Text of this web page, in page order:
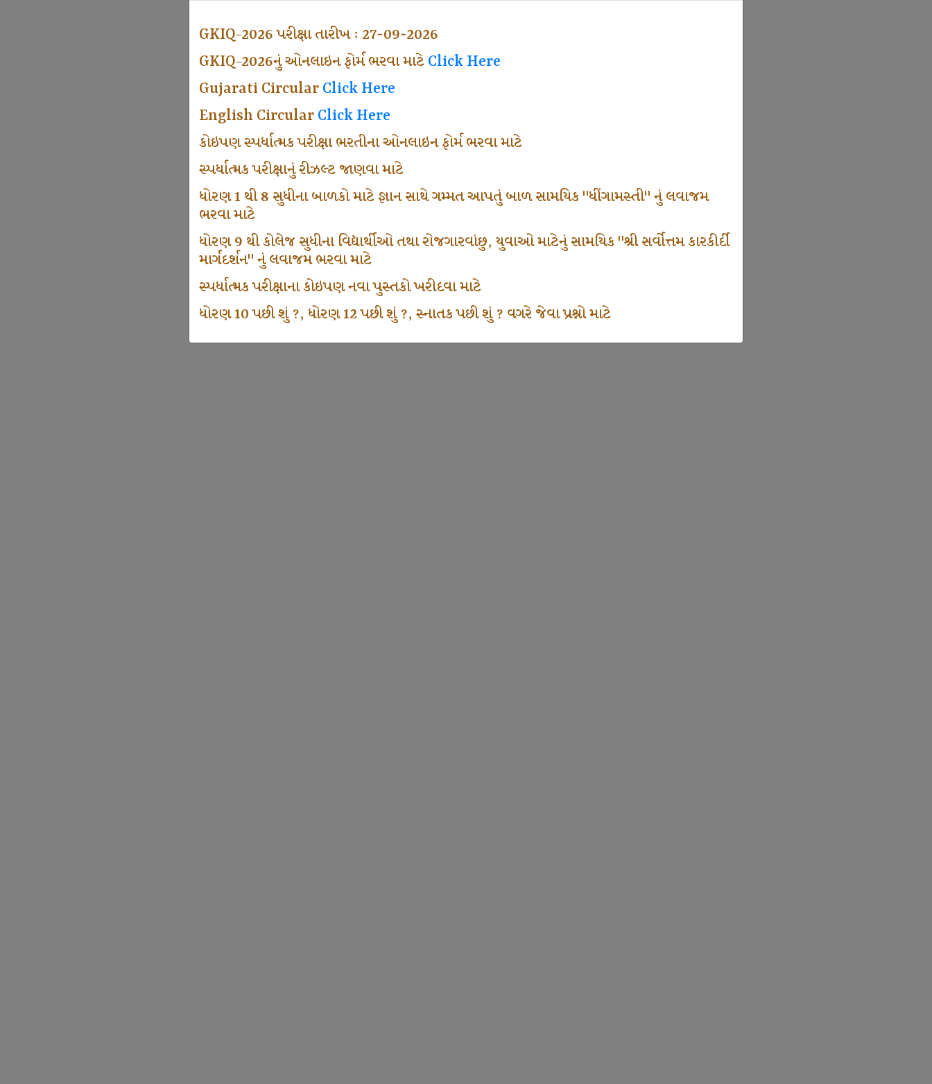
GKIQ-2026 પરીક્ષા તારીખ : 27-09-2026
GKIQ-2026નું ઓનલાઇન ફોર્મ ભરવા માટે Click Here
Gujarati Circular Click Here
English Circular Click Here
કોઇપણ સ્પર્ધાત્મક પરીક્ષા ભરતીના ઓનલાઇન ફોર્મ ભરવા માટે
સ્પર્ધાત્મક પરીક્ષાનું રીઝલ્ટ જાણવા માટે
ધોરણ 1 થી 8 સુધીના બાળકો માટે જ્ઞાન સાથે ગમ્મત આપતું બાળ સામયિક "ધીંગામસ્તી" નું લવાજમ
ભરવા માટે
ધોરણ 9 થી કોલેજ સુધીના વિદ્યાર્થીઓ તથા રોજગારવાંછુ, યુવાઓ માટેનું સામયિક "શ્રી સર્વોત્તમ કારકીર્દી
માર્ગદર્શન" નું લવાજમ ભરવા માટે
સ્પર્ધાત્મક પરીક્ષાના કોઇપણ નવા પુસ્તકો ખરીદવા માટે
ધોરણ 10 પછી શું ?, ધોરણ 12 પછી શું ?, સ્નાતક પછી શું ? વગરે જેવા પ્રશ્નો માટે